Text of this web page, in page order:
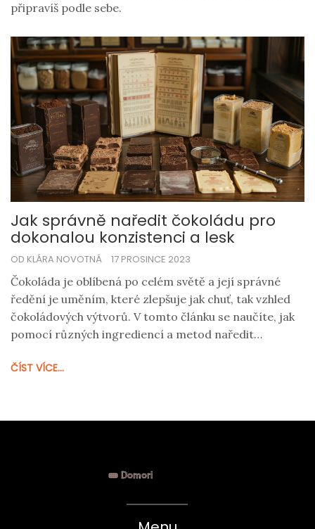
připravíš podle sebe.
Jak správně naředit čokoládu pro
dokonalou konzistenci a lesk
OD KLÁRA NOVOTNÁ 17 PROSINCE 2023
Čokoláda je oblíbená po celém světě a její správné
ředění je uměním, které zlepšuje jak chuť, tak vzhled
čokoládových výtvorů. V tomto článku se naučíte, jak
pomocí různých ingrediencí a metod naředit
Procházíme tipy a triky na ředění čokolády pro
ČÍST VÍCE...